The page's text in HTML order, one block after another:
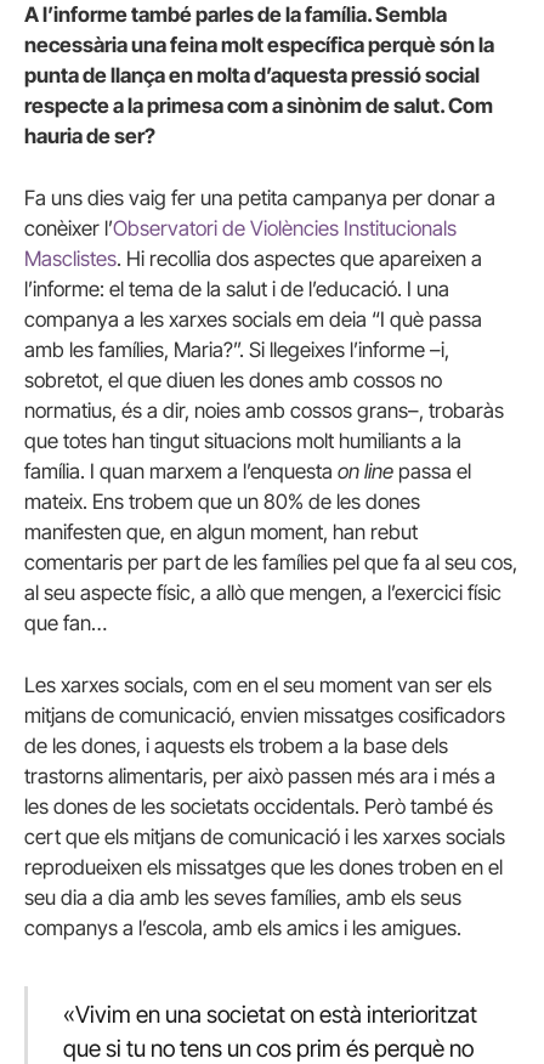
A l’informe també parles de la família. Sembla
necessària una feina molt específica perquè són la
punta de llança en molta d’aquesta pressió social
respecte a la primesa com a sinònim de salut. Com
hauria de ser?
Fa uns dies vaig fer una petita campanya per donar a
conèixer l’Observatori de Violències Institucionals
Masclistes. Hi recollia dos aspectes que apareixen a
l’informe: el tema de la salut i de l’educació. I una
companya a les xarxes socials em deia “I què passa
amb les famílies, Maria?”. Si llegeixes l’informe –i,
sobretot, el que diuen les dones amb cossos no
normatius, és a dir, noies amb cossos grans–, trobaràs
que totes han tingut situacions molt humiliants a la
família. I quan marxem a l’enquesta on line passa el
mateix. Ens trobem que un 80% de les dones
manifesten que, en algun moment, han rebut
comentaris per part de les famílies pel que fa al seu cos,
al seu aspecte físic, a allò que mengen, a l’exercici físic
que fan…
Les xarxes socials, com en el seu moment van ser els
mitjans de comunicació, envien missatges cosificadors
de les dones, i aquests els trobem a la base dels
trastorns alimentaris, per això passen més ara i més a
les dones de les societats occidentals. Però també és
cert que els mitjans de comunicació i les xarxes socials
reprodueixen els missatges que les dones troben en el
seu dia a dia amb les seves famílies, amb els seus
companys a l’escola, amb els amics i les amigues.
«Vivim en una societat on està interioritzat
que si tu no tens un cos prim és perquè no